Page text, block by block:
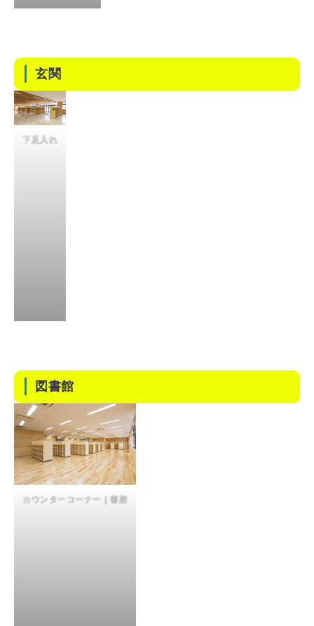
玄関
下足入れ
図書館
カウンターコーナー｜書架